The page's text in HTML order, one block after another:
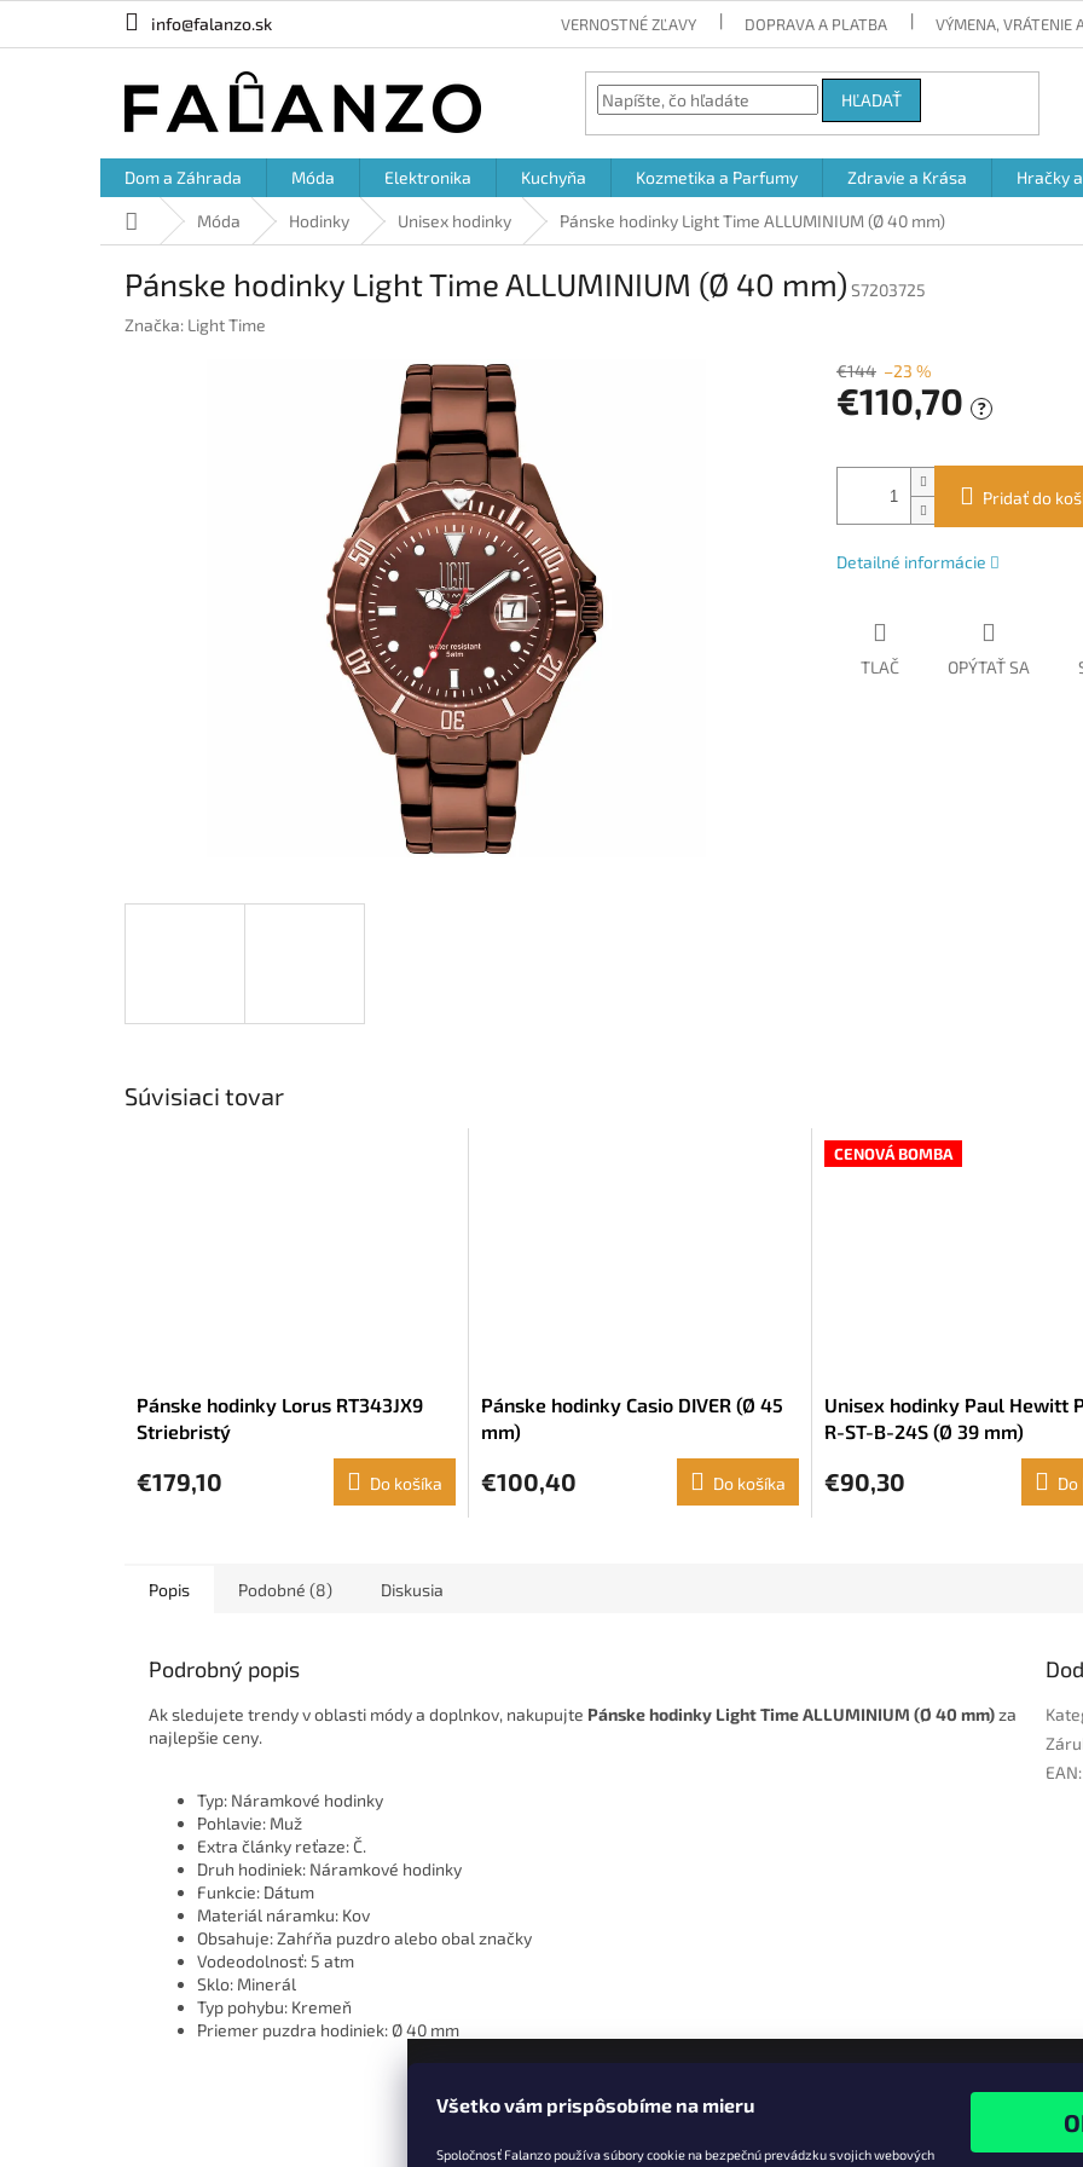
Všetko vám prispôsobíme na mieru
Spoločnosť Falanzo používa súbory cookie na bezpečnú prevádzku svojich webových
info@falanzo.sk VERNOSTNÉ ZĽAVY DOPRAVA A PLATBA VÝMENA, VRÁTENIE
HĽADAŤ
Dom a Záhrada Móda Elektronika Kuchyňa Kozmetika a Parfumy Zdravie a Krása Hračky
DomovMóda Hodinky Unisex hodinky Pánske hodinky Light Time ALLUMINIUM (Ø 40 mm)
Pánske hodinky Light Time ALLUMINIUM (Ø 40 mm) S7203725
Značka: Light Time
€144 –23 %
€110,70 ?
cena:
Pridať do
Detailné informácie
TLAČ OPÝTAŤ SA
Súvisiaci tovar
Pánske hodinky Lorus RT343JX9
Striebristý
€179,10 Do košíka
Pánske hodinky Casio DIVER (Ø 45
mm)
€100,40 Do košíka
CENOVÁ BOMBA
Unisex hodinky Paul Hewitt
R-ST-B-24S (Ø 39 mm)
€90,30 Do
Popis Podobné (8) Diskusia
Podrobný popis
Ak sledujete trendy v oblasti módy a doplnkov, nakupujte Pánske hodinky Light Time ALLUMINIUM (Ø 40 mm)za
najlepšie ceny.
Typ: Náramkové hodinky
Pohlavie: Muž
Extra články reťaze: Č.
Druh hodiniek: Náramkové hodinky
Funkcie: Dátum
Materiál náramku: Kov
Obsahuje: Zahŕňa puzdro alebo obal značky
Vodeodolnosť: 5 atm
Sklo: Minerál
Typ pohybu: Kremeň
Priemer puzdra hodiniek: Ø 40 mm
EAN: